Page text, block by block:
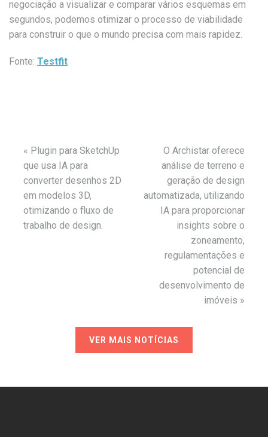
negociação a visualizar e comparar vários esquemas em
segundos, podemos otimizar o processo de viabilidade
para construir o que o mundo precisa com mais rapidez.
Fonte: Testfit
« Plugin para SketchUp
que usa IA para
converter desenhos 2D
em modelos 3D,
otimizando o fluxo de
trabalho de design.
O Archistar oferece
análise de terreno e
geração de design
automatizada, utilizando
IA para proporcionar
insights sobre o
zoneamento,
regulamentações e
potencial de
desenvolvimento de
imóveis »
VER MAIS NOTÍCIAS